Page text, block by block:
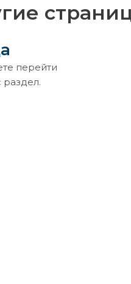
перейти